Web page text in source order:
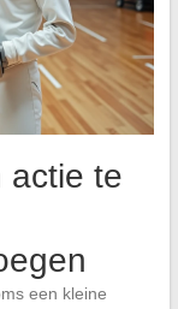
actie te
een kleine